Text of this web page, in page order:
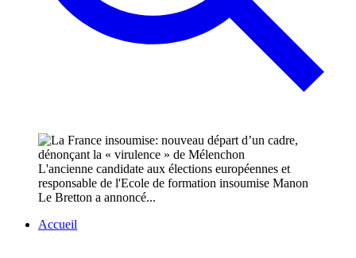
L'ancienne candidate aux élections européennes et
responsable de l'Ecole de formation insoumise Manon
Le Bretton a annoncé...
Accueil